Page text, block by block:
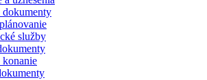
dokumenty
služby
konanie